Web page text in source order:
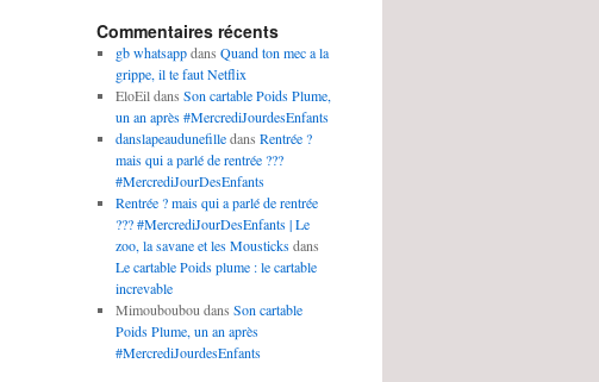
Commentaires récents
gb whatsappdans Quand ton mec a la
grippe, il te faut Netflix
EloEildans Son cartable Poids Plume,
un an après #MercrediJourdesEnfants
danslapeaudunefilledans Rentrée ?
mais qui a parlé de rentrée ???
#MercrediJourDesEnfants
Rentrée ? mais qui a parlé de rentrée
??? #MercrediJourDesEnfants | Le
zoo, la savane et les Mousticksdans
Le cartable Poids plume : le cartable
increvable
Mimoubouboudans Son cartable
Poids Plume, un an après
#MercrediJourdesEnfants